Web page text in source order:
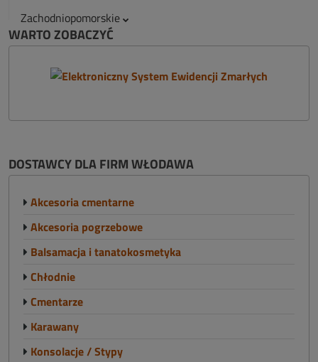
Zachodniopomorskie
WARTO ZOBACZYĆ
DOSTAWCY DLA FIRM WŁODAWA
Akcesoria cmentarne
Akcesoria pogrzebowe
Balsamacja i tanatokosmetyka
Chłodnie
Cmentarze
Karawany
Konsolacje / Stypy